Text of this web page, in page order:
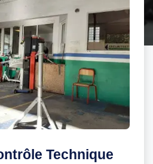
Technique